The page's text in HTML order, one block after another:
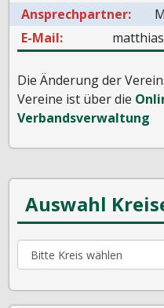
Ansprechpartner:
E-Mail:
Die Änderung der
Vereine ist über die
Verbandsverwaltung
Auswahl